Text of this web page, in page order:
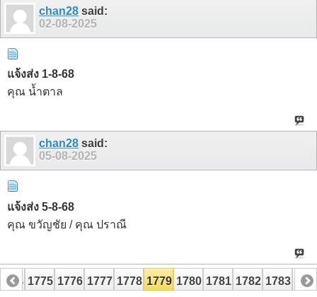
chan28 said:
02-08-2025
แจ้งส่ง 1-8-68
คุณ น้ำตาล
chan28 said:
05-08-2025
แจ้งส่ง 5-8-68
คุณ ขวัญชัย / คุณ ปราณี
1775 1776 1777 1778 1779 1780 1781 1782 1783